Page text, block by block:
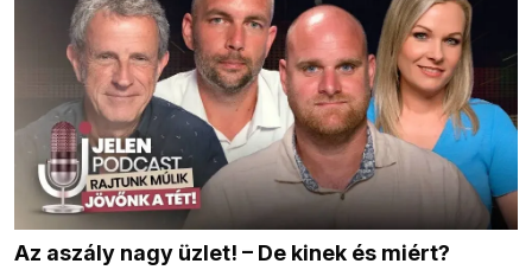
Az aszály nagy üzlet! – De kinek és miért?